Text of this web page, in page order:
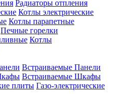
Радиаторы отпления
Котлы электрические
Котлы парапетные
Печные горелки
Котлы
Встраиваемые Панели
Встраиваемые Шкафы
Газо-электрические